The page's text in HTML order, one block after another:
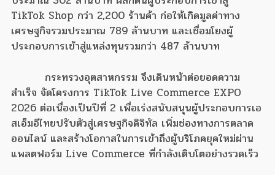
TikTok Shop กว่า 2,200 ร้านค้า ก่อให้เกิดมูลค่าทาง
เศรษฐกิจรวมประมาณ 789 ล้านบาท และเชื่อมโยงผู้
ประกอบการเข้าสู่แหล่งทุนรวมกว่า 487 ล้านบาท
กระทรวงอุตสาหกรรม จึงเดินหน้าต่อยอดความ
สำเร็จ จัดโครงการ TikTok Live Commerce EXPO
2026 ต่อเนื่องเป็นปีที่ 2 เพื่อเร่งสนับสนุนผู้ประกอบการเอ
สเอ็มอีไทยปรับตัวสู่เศรษฐกิจดิจิทัล เพิ่มช่องทางการตลาด
ออนไลน์ และสร้างโอกาสในการเข้าถึงผู้บริโภคยุคใหม่ผ่าน
แพลตฟอร์ม Live Commerce ที่กำลังเติบโตอย่างรวดเร็ว